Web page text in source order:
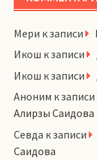
Мери к записи
Икош к записи
Икош к записи
Аноним к записи
Алирзы Саидова
Севда к записи
Саидова